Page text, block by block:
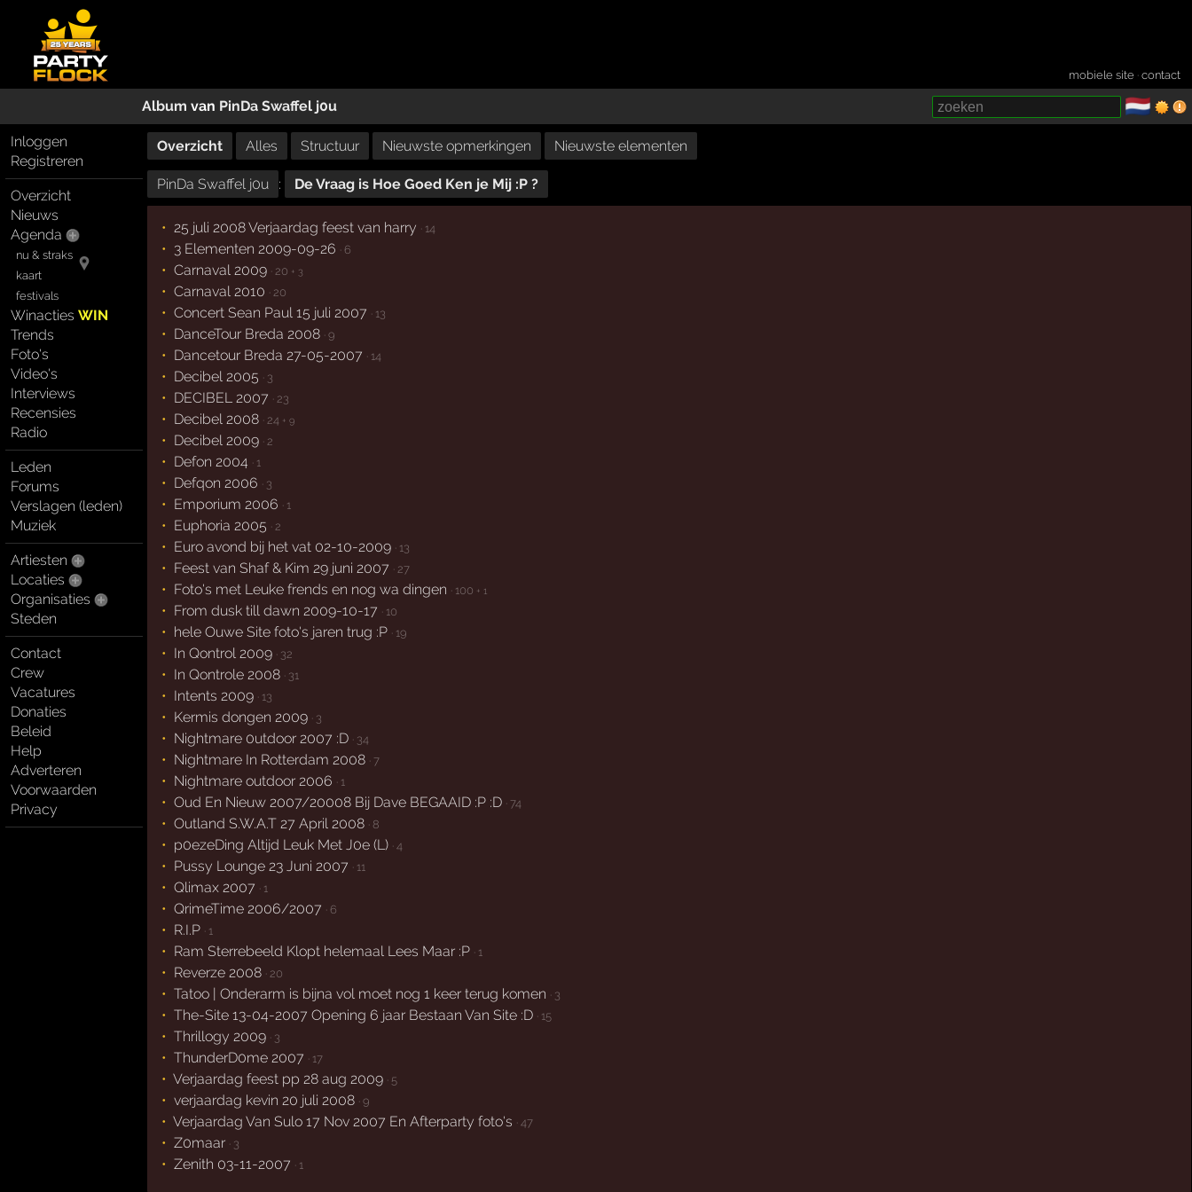
mobiele site ·contact
Album van PinDa Swaffel j0u 🇳🇱
Inloggen
Registreren
Overzicht
Nieuws
Agenda
nu & straks
kaart
festivals
WinactiesWIN
Trends
Foto's
Video's
Interviews
Recensies
Radio
Leden
Forums
Verslagen (leden)
Muziek
Artiesten
Locaties
Organisaties
Steden
Contact
Crew
Vacatures
Donaties
Beleid
Help
Adverteren
Voorwaarden
Privacy
Overzicht Alles Structuur Nieuwste opmerkingen Nieuwste elementen
PinDa Swaffel j0u : De Vraag is Hoe Goed Ken je Mij :P ?
25 juli 2008 Verjaardag feest van harry · 14
3 Elementen 2009-09-26 · 6
Carnaval 2009 · 20 + 3
Carnaval 2010 · 20
Concert Sean Paul 15 juli 2007 · 13
DanceTour Breda 2008 · 9
Dancetour Breda 27-05-2007 · 14
Decibel 2005 · 3
DECIBEL 2007 · 23
Decibel 2008 · 24 + 9
Decibel 2009 · 2
Defon 2004 · 1
Defqon 2006 · 3
Emporium 2006 · 1
Euphoria 2005 · 2
Euro avond bij het vat 02-10-2009 · 13
Feest van Shaf & Kim 29 juni 2007 · 27
Foto's met Leuke frends en nog wa dingen · 100 + 1
From dusk till dawn 2009-10-17 · 10
hele Ouwe Site foto's jaren trug :P · 19
In Qontrol 2009 · 32
In Qontrole 2008 · 31
Intents 2009 · 13
Kermis dongen 2009 · 3
Nightmare 0utdoor 2007 :D · 34
Nightmare In Rotterdam 2008 · 7
Nightmare outdoor 2006 · 1
Oud En Nieuw 2007/20008 Bij Dave BEGAAID :P :D · 74
Outland S.W.A.T 27 April 2008 · 8
p0ezeDing Altijd Leuk Met J0e (L) · 4
Pussy Lounge 23 Juni 2007 · 11
Qlimax 2007 · 1
QrimeTime 2006/2007 · 6
R.I.P · 1
Ram Sterrebeeld Klopt helemaal Lees Maar :P · 1
Reverze 2008 · 20
Tatoo | Onderarm is bijna vol moet nog 1 keer terug komen · 3
The-Site 13-04-2007 Opening 6 jaar Bestaan Van Site :D · 15
Thrillogy 2009 · 3
ThunderD0me 2007 · 17
Verjaardag feest pp 28 aug 2009 · 5
verjaardag kevin 20 juli 2008 · 9
Verjaardag Van Sulo 17 Nov 2007 En Afterparty foto's · 47
Z0maar · 3
Zenith 03-11-2007 · 1